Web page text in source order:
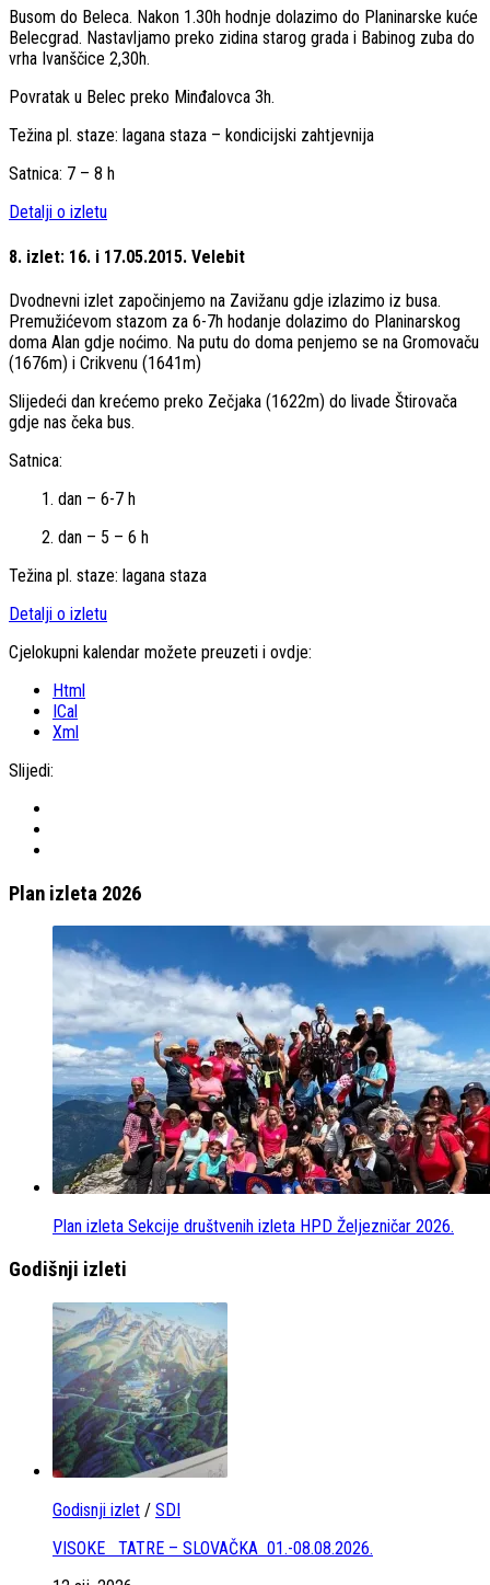
Busom do Beleca. Nakon 1.30h hodnje dolazimo do Planinarske kuće
Belecgrad. Nastavljamo preko zidina starog grada i Babinog zuba do
vrha Ivanščice 2,30h.
Povratak u Belec preko Minđalovca 3h.
Težina pl. staze: lagana staza – kondicijski zahtjevnija
Satnica: 7 – 8 h
Detalji o izletu
8. izlet: 16. i 17.05.2015. Velebit
Dvodnevni izlet započinjemo na Zavižanu gdje izlazimo iz busa.
Premužićevom stazom za 6-7h hodanje dolazimo do Planinarskog
doma Alan gdje noćimo. Na putu do doma penjemo se na Gromovaču
(1676m) i Crikvenu (1641m)
Slijedeći dan krećemo preko Zečjaka (1622m) do livade Štirovača
gdje nas čeka bus.
Satnica:
1. dan – 6-7 h
2. dan – 5 – 6 h
Težina pl. staze: lagana staza
Detalji o izletu
Cjelokupni kalendar možete preuzeti i ovdje:
Html
ICal
Xml
Slijedi:
Plan izleta 2026
Plan izleta Sekcije društvenih izleta HPD Željezničar 2026.
Godišnji izleti
Godisnji izlet / SDI
VISOKE TATRE – SLOVAČKA 01.-08.08.2026.